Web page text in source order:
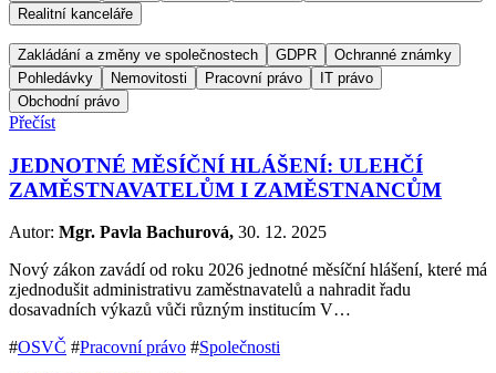
Realitní kanceláře
Zakládání a změny ve společnostech GDPR
Ochranné známky
Pohledávky
Nemovitosti Pracovní právo
IT právo
Obchodní právo
Přečíst
JEDNOTNÉ MĚSÍČNÍ HLÁŠENÍ: ULEHČÍ
ZAMĚSTNAVATELŮM I ZAMĚSTNANCŮM
Autor: Mgr. Pavla Bachurová, 30. 12. 2025
Nový zákon zavádí od roku 2026 jednotné měsíční hlášení, které má
zjednodušit administrativu zaměstnavatelů a nahradit řadu
dosavadních výkazů vůči různým institucím V…
#OSVČ #Pracovní právo #Společnosti